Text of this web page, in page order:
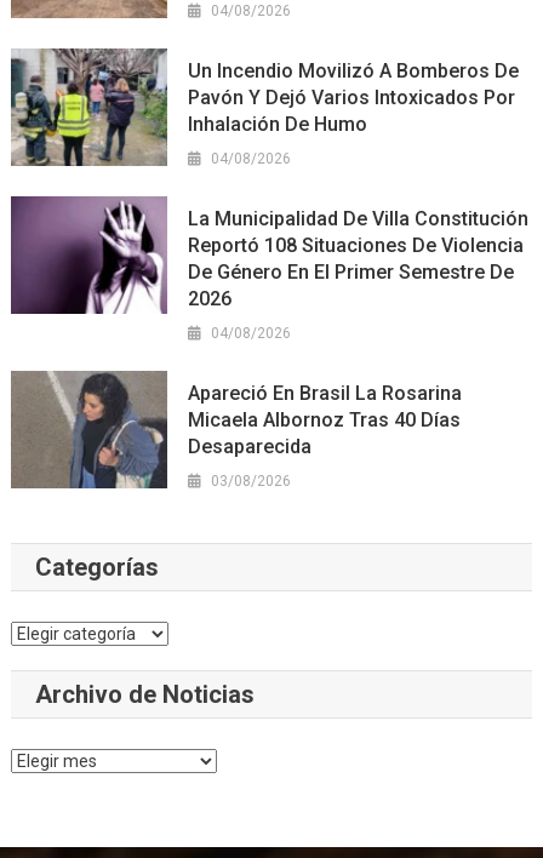
04/08/2026
Un Incendio Movilizó A Bomberos De
Pavón Y Dejó Varios Intoxicados Por
Inhalación De Humo
04/08/2026
La Municipalidad De Villa Constitución
Reportó 108 Situaciones De Violencia
De Género En El Primer Semestre De
2026
04/08/2026
Apareció En Brasil La Rosarina
Micaela Albornoz Tras 40 Días
Desaparecida
03/08/2026
Categorías
Categorías
Archivo de Noticias
Archivo